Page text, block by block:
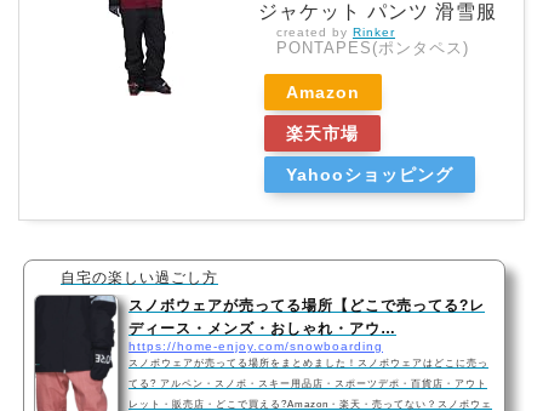
ジャケット パンツ 滑雪服
created by Rinker
PONTAPES(ポンタペス)
Amazon
楽天市場
Yahooショッピング
自宅の楽しい過ごし方
スノボウェアが売ってる場所【どこで売ってる?レ
ディース・メンズ・おしゃれ・アウ…
https://home-enjoy.com/snowboarding
スノボウェアが売ってる場所をまとめました！スノボウェアはどこに売っ
てる? アルペン・スノボ・スキー用品店・スポーツデポ・百貨店・アウト
レット・販売店・どこで買える?Amazon・楽天・売ってない？スノボウェ